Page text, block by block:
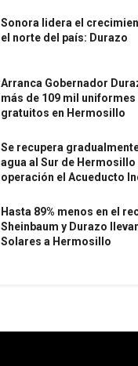
Sonora lidera el
el norte del país: Durazo
Arranca Gobernador
más de 109 mil
gratuitos en Hermosillo
Se recupera
agua al Sur de Hermosillo
operación el Acueducto
Hasta 89% menos en el
Sheinbaum y Durazo
Solares a Hermosillo